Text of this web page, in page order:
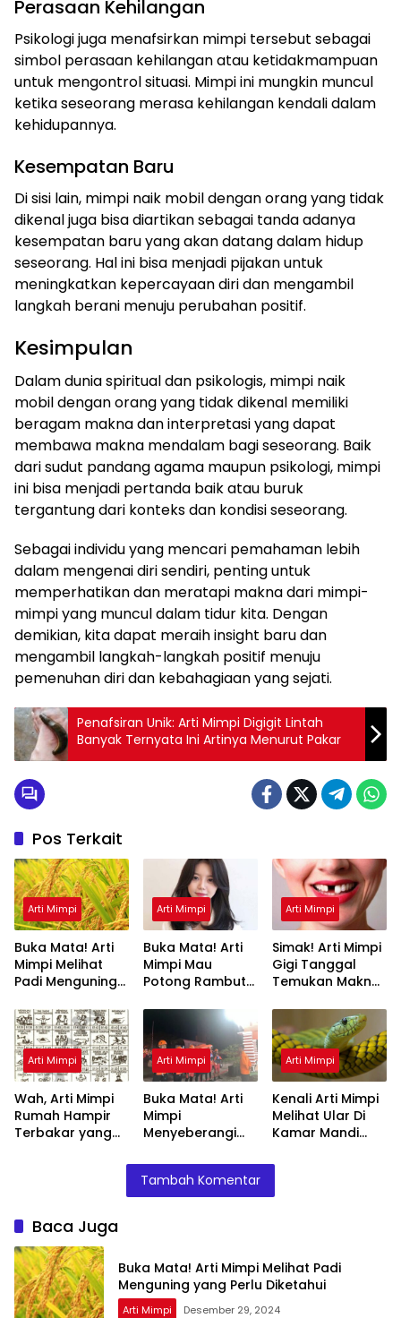
Perasaan Kehilangan
Psikologi juga menafsirkan mimpi tersebut sebagai
simbol perasaan kehilangan atau ketidakmampuan
untuk mengontrol situasi. Mimpi ini mungkin muncul
ketika seseorang merasa kehilangan kendali dalam
kehidupannya.
Kesempatan Baru
Di sisi lain, mimpi naik mobil dengan orang yang tidak
dikenal juga bisa diartikan sebagai tanda adanya
kesempatan baru yang akan datang dalam hidup
seseorang. Hal ini bisa menjadi pijakan untuk
meningkatkan kepercayaan diri dan mengambil
langkah berani menuju perubahan positif.
Kesimpulan
Dalam dunia spiritual dan psikologis, mimpi naik
mobil dengan orang yang tidak dikenal memiliki
beragam makna dan interpretasi yang dapat
membawa makna mendalam bagi seseorang. Baik
dari sudut pandang agama maupun psikologi, mimpi
ini bisa menjadi pertanda baik atau buruk
tergantung dari konteks dan kondisi seseorang.
Sebagai individu yang mencari pemahaman lebih
dalam mengenai diri sendiri, penting untuk
memperhatikan dan meratapi makna dari mimpi-
mimpi yang muncul dalam tidur kita. Dengan
demikian, kita dapat meraih insight baru dan
mengambil langkah-langkah positif menuju
pemenuhan diri dan kebahagiaan yang sejati.
Penafsiran Unik: Arti Mimpi Digigit Lintah
Banyak Ternyata Ini Artinya Menurut Pakar
Pos Terkait
Arti Mimpi
Buka Mata! Arti
Mimpi Melihat
Padi Menguning
Diketahui
Arti Mimpi
Buka Mata! Arti
Mimpi Mau
Potong Rambut
Ini Penjelasannya
Arti Mimpi
Simak! Arti Mimpi
Gigi Tanggal
Temukan Makna
Arti Mimpi
Wah, Arti Mimpi
Rumah Hampir
Terbakar yang
Arti Mimpi
Buka Mata! Arti
Mimpi
Menyeberangi
Teman Ternyata
Ini Artinya
Menurut Pakar
Arti Mimpi
Kenali Arti Mimpi
Melihat Ular Di
Kamar Mandi
Ini Penjelasannya
Tambah Komentar
Baca Juga
Buka Mata! Arti Mimpi Melihat Padi
Menguning yang Perlu Diketahui
Arti Mimpi Desember 29, 2024